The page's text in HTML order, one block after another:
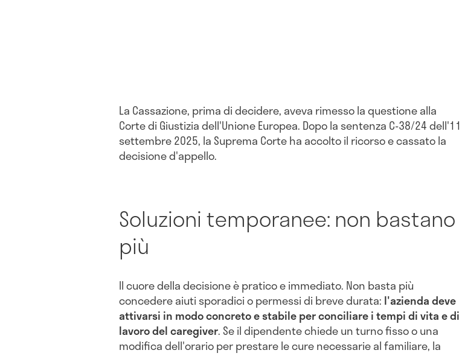
La Cassazione, prima di decidere, aveva rimesso la questione alla
Corte di Giustizia dell'Unione Europea. Dopo la sentenza C-38/24 dell'11
settembre 2025, la Suprema Corte ha accolto il ricorso e cassato la
decisione d'appello.
Soluzioni temporanee: non bastano
più
Il cuore della decisione è pratico e immediato. Non basta più
concedere aiuti sporadici o permessi di breve durata: l'azienda deve
attivarsi in modo concreto e stabile per conciliare i tempi di vita e di
lavoro del caregiver. Se il dipendente chiede un turno fisso o una
modifica dell'orario per prestare le cure necessarie al familiare, la